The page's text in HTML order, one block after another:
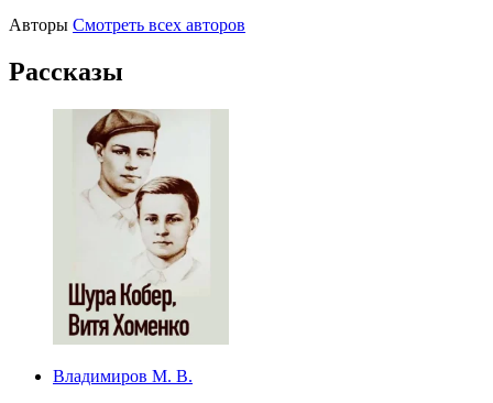
Авторы Смотреть всех авторов
Рассказы
Владимиров М. В.